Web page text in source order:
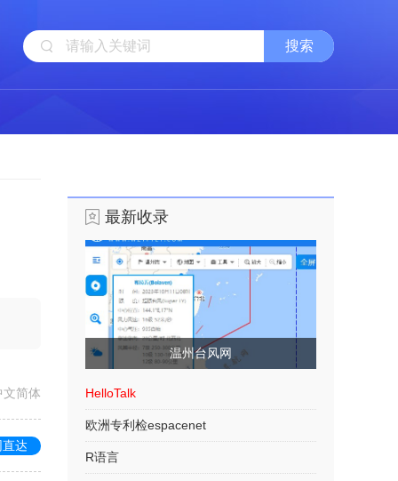
文简体
直达
最新收录
温州台风网
HelloTalk
欧洲专利检espacenet
R语言